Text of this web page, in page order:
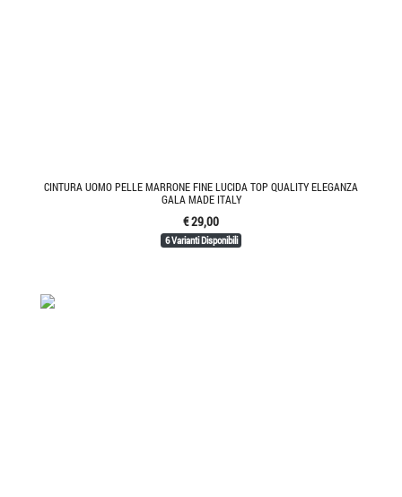
CINTURA UOMO PELLE MARRONE FINE LUCIDA TOP QUALITY ELEGANZA
GALA MADE ITALY
€ 29,00
6 Varianti Disponibili